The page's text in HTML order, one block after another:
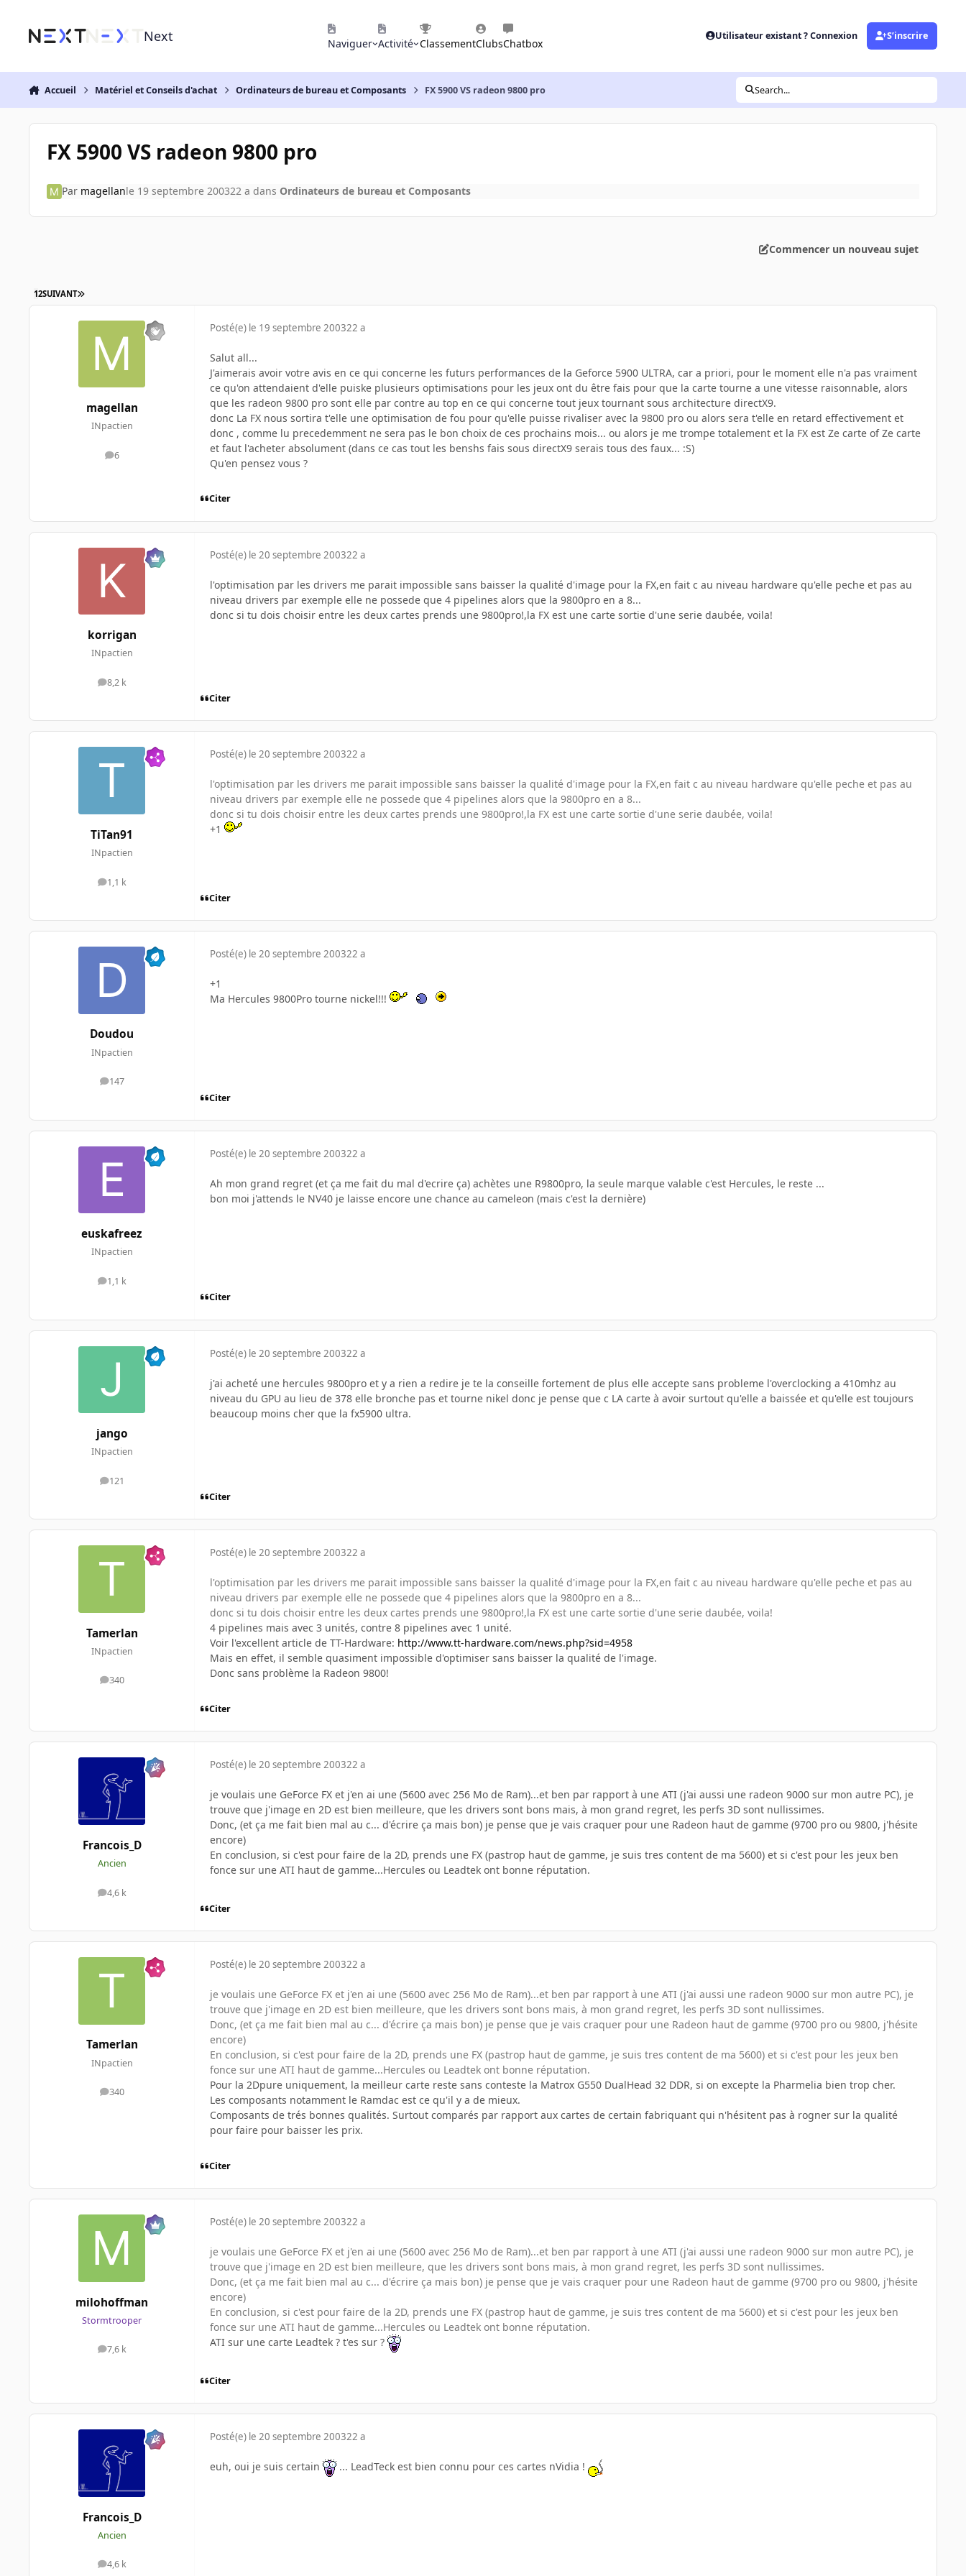
Next Naviguer Activité ClassementClubsChatbox
Utilisateur existant ? Connexion S’inscrire
Accueil Matériel et Conseils d'achat Ordinateurs de bureau et Composants FX 5900 VS radeon 9800 pro Search...
FX 5900 VS radeon 9800 pro
Par magellanle 19 septembre 200322 a dans Ordinateurs de bureau et Composants
Commencer un nouveau sujet
12SUIVANT
magellan
INpactien
6
messages
Posté(e) le 19 septembre 200322 a
Salut all...
J'aimerais avoir votre avis en ce qui concerne les futurs performances de la Geforce 5900 ULTRA, car a priori, pour le moment elle n'a pas vraiment
ce qu'on attendaient d'elle puiske plusieurs optimisations pour les jeux ont du être fais pour que la carte tourne a une vitesse raisonnable, alors
que les radeon 9800 pro sont elle par contre au top en ce qui concerne tout jeux tournant sous architecture directX9.
donc La FX nous sortira t'elle une optimisation de fou pour qu'elle puisse rivaliser avec la 9800 pro ou alors sera t'elle en retard effectivement et
donc , comme lu precedemment ne sera pas le bon choix de ces prochains mois... ou alors je me trompe totalement et la FX est Ze carte of Ze carte
et faut l'acheter absolument (dans ce cas tout les benshs fais sous directX9 serais tous des faux... :S)
Qu'en pensez vous ?
Citer
korrigan
INpactien
8,2 k
messages
Posté(e) le 20 septembre 200322 a
l'optimisation par les drivers me parait impossible sans baisser la qualité d'image pour la FX,en fait c au niveau hardware qu'elle peche et pas au
niveau drivers par exemple elle ne possede que 4 pipelines alors que la 9800pro en a 8...
donc si tu dois choisir entre les deux cartes prends une 9800pro!,la FX est une carte sortie d'une serie daubée, voila!
Citer
TiTan91
INpactien
1,1 k
messages
Posté(e) le 20 septembre 200322 a
l'optimisation par les drivers me parait impossible sans baisser la qualité d'image pour la FX,en fait c au niveau hardware qu'elle peche et pas au
niveau drivers par exemple elle ne possede que 4 pipelines alors que la 9800pro en a 8...
donc si tu dois choisir entre les deux cartes prends une 9800pro!,la FX est une carte sortie d'une serie daubée, voila!
+1
Citer
Doudou
INpactien
147
messages
Posté(e) le 20 septembre 200322 a
+1
Ma Hercules 9800Pro tourne nickel!!!
Citer
euskafreez
INpactien
1,1 k
messages
Posté(e) le 20 septembre 200322 a
Ah mon grand regret (et ça me fait du mal d'ecrire ça) achètes une R9800pro, la seule marque valable c'est Hercules, le reste ...
bon moi j'attends le NV40 je laisse encore une chance au cameleon (mais c'est la dernière)
Citer
jango
INpactien
121
messages
Posté(e) le 20 septembre 200322 a
j'ai acheté une hercules 9800pro et y a rien a redire je te la conseille fortement de plus elle accepte sans probleme l'overclocking a 410mhz au
niveau du GPU au lieu de 378 elle bronche pas et tourne nikel donc je pense que c LA carte à avoir surtout qu'elle a baissée et qu'elle est toujours
beaucoup moins cher que la fx5900 ultra.
Citer
Tamerlan
INpactien
340
messages
Posté(e) le 20 septembre 200322 a
l'optimisation par les drivers me parait impossible sans baisser la qualité d'image pour la FX,en fait c au niveau hardware qu'elle peche et pas au
niveau drivers par exemple elle ne possede que 4 pipelines alors que la 9800pro en a 8...
donc si tu dois choisir entre les deux cartes prends une 9800pro!,la FX est une carte sortie d'une serie daubée, voila!
4 pipelines mais avec 3 unités, contre 8 pipelines avec 1 unité.
Voir l'excellent article de TT-Hardware: http://www.tt-hardware.com/news.php?sid=4958
Mais en effet, il semble quasiment impossible d'optimiser sans baisser la qualité de l'image.
Donc sans problème la Radeon 9800!
Citer
Francois_D
Ancien
4,6 k
messages
Posté(e) le 20 septembre 200322 a
je voulais une GeForce FX et j'en ai une (5600 avec 256 Mo de Ram)...et ben par rapport à une ATI (j'ai aussi une radeon 9000 sur mon autre PC), je
trouve que j'image en 2D est bien meilleure, que les drivers sont bons mais, à mon grand regret, les perfs 3D sont nullissimes.
Donc, (et ça me fait bien mal au c... d'écrire ça mais bon) je pense que je vais craquer pour une Radeon haut de gamme (9700 pro ou 9800, j'hésite
encore)
En conclusion, si c'est pour faire de la 2D, prends une FX (pastrop haut de gamme, je suis tres content de ma 5600) et si c'est pour les jeux ben
fonce sur une ATI haut de gamme...Hercules ou Leadtek ont bonne réputation.
Citer
Tamerlan
INpactien
340
messages
Posté(e) le 20 septembre 200322 a
je voulais une GeForce FX et j'en ai une (5600 avec 256 Mo de Ram)...et ben par rapport à une ATI (j'ai aussi une radeon 9000 sur mon autre PC), je
trouve que j'image en 2D est bien meilleure, que les drivers sont bons mais, à mon grand regret, les perfs 3D sont nullissimes.
Donc, (et ça me fait bien mal au c... d'écrire ça mais bon) je pense que je vais craquer pour une Radeon haut de gamme (9700 pro ou 9800, j'hésite
encore)
En conclusion, si c'est pour faire de la 2D, prends une FX (pastrop haut de gamme, je suis tres content de ma 5600) et si c'est pour les jeux ben
fonce sur une ATI haut de gamme...Hercules ou Leadtek ont bonne réputation.
Pour la 2Dpure uniquement, la meilleur carte reste sans conteste la Matrox G550 DualHead 32 DDR, si on excepte la Pharmelia bien trop cher.
Les composants notamment le Ramdac est ce qu'il y a de mieux.
Composants de trés bonnes qualités. Surtout comparés par rapport aux cartes de certain fabriquant qui n'hésitent pas à rogner sur la qualité
pour faire pour baisser les prix.
Citer
milohoffman
Stormtrooper
7,6 k
messages
Posté(e) le 20 septembre 200322 a
je voulais une GeForce FX et j'en ai une (5600 avec 256 Mo de Ram)...et ben par rapport à une ATI (j'ai aussi une radeon 9000 sur mon autre PC), je
trouve que j'image en 2D est bien meilleure, que les drivers sont bons mais, à mon grand regret, les perfs 3D sont nullissimes.
Donc, (et ça me fait bien mal au c... d'écrire ça mais bon) je pense que je vais craquer pour une Radeon haut de gamme (9700 pro ou 9800, j'hésite
encore)
En conclusion, si c'est pour faire de la 2D, prends une FX (pastrop haut de gamme, je suis tres content de ma 5600) et si c'est pour les jeux ben
fonce sur une ATI haut de gamme...Hercules ou Leadtek ont bonne réputation.
ATI sur une carte Leadtek ? t'es sur ?
Citer
Francois_D
Ancien
4,6 k
messages
Posté(e) le 20 septembre 200322 a
euh, oui je suis certain ... LeadTeck est bien connu pour ces cartes nVidia !